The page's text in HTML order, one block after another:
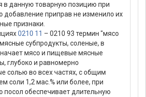
в данную товарную позицию при
добавление приправ не изменило их
признаки.
0210 11 – 0210 93 термин "мясо
субпродукты, соленые, в
мясо и пищевые мясные
глубоко и равномерно
солью во всех частях, с общим
соли 1,2 мас.% или более, при
посол обеспечивает длительную